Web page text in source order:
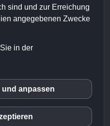
|Impressum|
sind und zur Erreichung
angegebenen Zwecke
in der
und anpassen